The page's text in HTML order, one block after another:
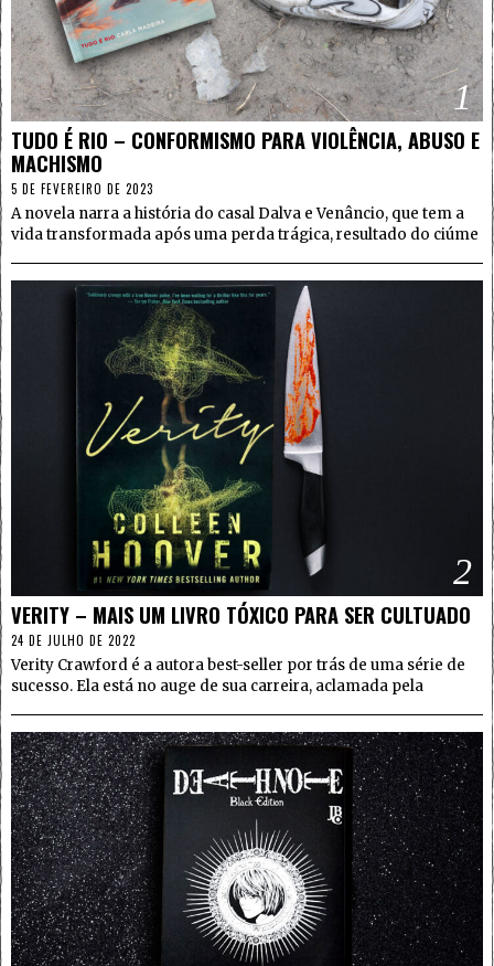
1
TUDO É RIO – CONFORMISMO PARA VIOLÊNCIA, ABUSO E
MACHISMO
5 DE FEVEREIRO DE 2023
A novela narra a história do casal Dalva e Venâncio, que tem a
vida transformada após uma perda trágica, resultado do ciúme
2
VERITY – MAIS UM LIVRO TÓXICO PARA SER CULTUADO
24 DE JULHO DE 2022
Verity Crawford é a autora best-seller por trás de uma série de
sucesso. Ela está no auge de sua carreira, aclamada pela